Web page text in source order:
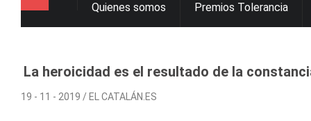
Quienes somos Premios Tolerancia
La heroicidad es el resultado de la
19 - 11 - 2019 / EL CATALÁN.ES